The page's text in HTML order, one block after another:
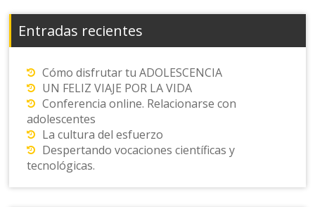
Entradas recientes
Cómo disfrutar tu ADOLESCENCIA
UN FELIZ VIAJE POR LA VIDA
Conferencia online. Relacionarse con
adolescentes
La cultura del esfuerzo
Despertando vocaciones científicas y
tecnológicas.